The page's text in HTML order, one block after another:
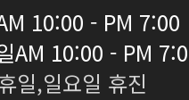
10:00 - PM 7:00
AM 10:00 - PM
일,일요일 휴진